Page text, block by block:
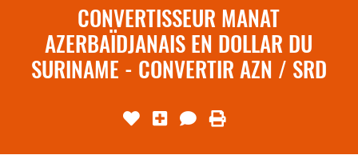
CONVERTISSEUR MANAT
AZERBAÏDJANAIS EN DOLLAR DU
SURINAME - CONVERTIR AZN / SRD